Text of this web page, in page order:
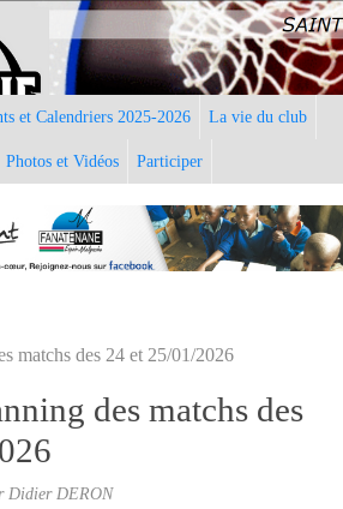
et Calendriers 2025-2026 La vie du club
Photos et Vidéos Participer
matchs des 24 et 25/01/2026
des matchs des
Didier DERON